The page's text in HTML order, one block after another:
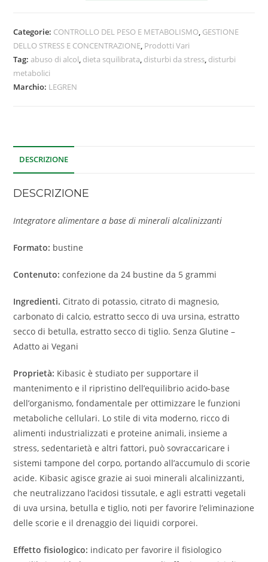
Categorie: CONTROLLO DEL PESO E METABOLISMO, GESTIONE
DELLO STRESS E CONCENTRAZIONE, Prodotti Vari
Tag:abuso di alcol, dieta squilibrata, disturbi da stress, disturbi
metabolici
Marchio: LEGREN
DESCRIZIONE
DESCRIZIONE
Integratore alimentare a base di minerali alcalinizzanti
Formato: bustine
Contenuto: confezione da 24 bustine da 5 grammi
Ingredienti. Citrato di potassio, citrato di magnesio,
carbonato di calcio, estratto secco di uva ursina, estratto
secco di betulla, estratto secco di tiglio. Senza Glutine –
Adatto ai Vegani
Proprietà: Kibasic è studiato per supportare il
mantenimento e il ripristino dell’equilibrio acido-base
dell’organismo, fondamentale per ottimizzare le funzioni
metaboliche cellulari. Lo stile di vita moderno, ricco di
alimenti industrializzati e proteine animali, insieme a
stress, sedentarietà e altri fattori, può sovraccaricare i
sistemi tampone del corpo, portando all’accumulo di scorie
acide. Kibasic agisce grazie ai suoi minerali alcalinizzanti,
che neutralizzano l’acidosi tissutale, e agli estratti vegetali
di uva ursina, betulla e tiglio, noti per favorire l’eliminazione
delle scorie e il drenaggio dei liquidi corporei.
Effetto fisiologico: indicato per favorire il fisiologico